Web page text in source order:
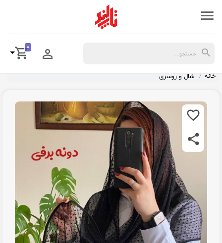
0
خانه شال و روسری